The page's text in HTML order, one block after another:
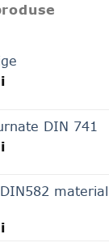
DIN 741
material